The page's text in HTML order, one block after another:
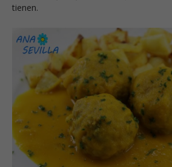
tienen.